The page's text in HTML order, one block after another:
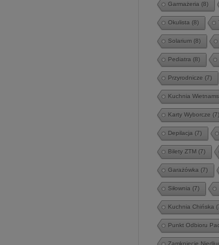
Garmażeria (8)
Okulista (8)
Solarium (8)
Pediatra (8)
Przyrodnicze (7)
Kuchnia
Karty Wyborcze (7)
Depilacja (7)
Bilety ZTM (7)
Garażówka (7)
Siłownia (7)
Kuchnia Chińska
Punkt Odbioru
Zamknięcie